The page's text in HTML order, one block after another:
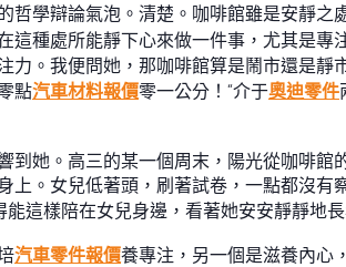
哲學辯論氣泡。清楚。咖啡館雖是安靜之
種處所能靜下心來做一件事，尤其是專
。我便問她，那咖啡館算是鬧市還是
點汽車材料報價零一公分！“介于奧迪零件
她。高三的某一個周末，陽光從咖啡
。女兒低著頭，刷著試卷，一點都沒
這樣陪在女兒身邊，看著她安安靜靜地
汽車零件報價養專注，另一個是滋養內心